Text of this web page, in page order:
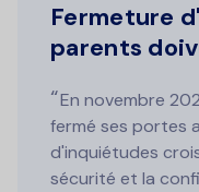
Fermeture
parents
En novembre
fermé ses portes
d'inquiétudes
sécurité et la